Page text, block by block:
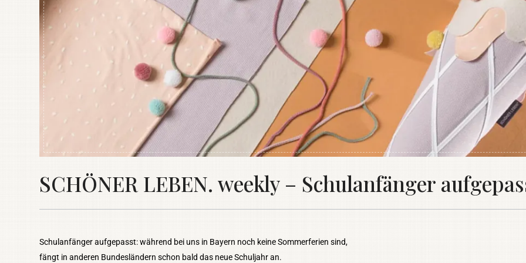
SCHÖNER LEBEN. weekly – Schulanfänger
Schulanfänger aufgepasst: während bei uns in Bayern noch keine Sommerferien sind,
fängt in anderen Bundesländern schon bald das neue Schuljahr an.